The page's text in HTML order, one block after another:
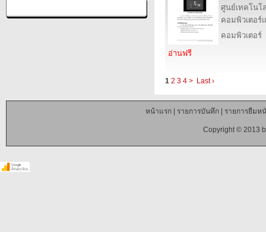
ศูนย์เทคโนโ
คอมพิวเตอร์
คอมพิวเตอร์
อ่านฟรี
1 2 3 4 > Last ›
หน้าแรก| รายการบันทึก| รายการยืมห
Copyright © 2013